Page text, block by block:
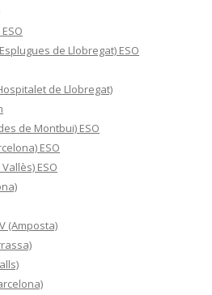
de Llobregat) ESO
de Llobregat)
de Montbui) ESO
ESO
ESO
(Amposta)